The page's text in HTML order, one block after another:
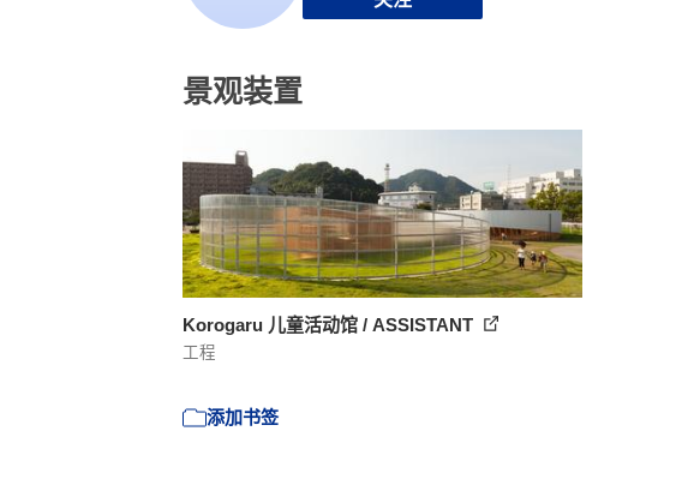
景观装置
Korogaru 儿童活动馆 / ASSISTANT
工程
添加书签